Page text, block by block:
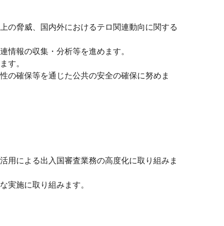
の脅威、国内外におけるテロ関連動向に関する
報の収集・分析等を進めます。
す。
の確保等を通じた公共の安全の確保に努めま
用による出入国審査業務の高度化に取り組みま
実施に取り組みます。